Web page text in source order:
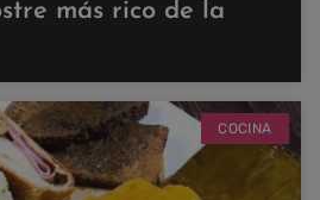
más rico de la
COCINA